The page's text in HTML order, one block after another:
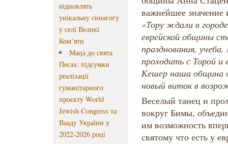
відновлять
унікальну синагогу
у селі Великі
Ком’яти
Маца до свята
Песах: підсумки
реалізації
гуманітарного
проєкту World
Jewish Congress та
Вааду України у
2022-2026 році
важнейшее значение
«Тору ждали в
еврейской общины
празднования,
проходить с Торой и
Кешер наша община
новый виток в
Веселый танец и
вокруг Бимы,
им возможность
святому что есть у